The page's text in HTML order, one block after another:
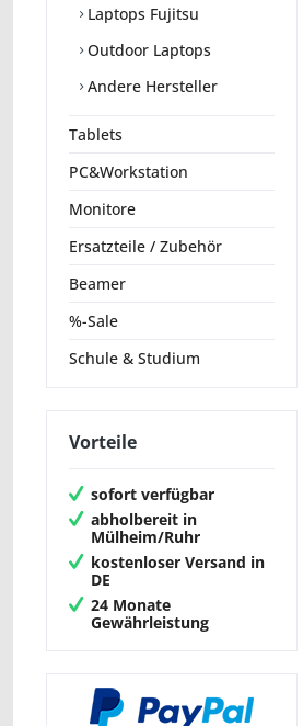
Laptops Fujitsu
Outdoor Laptops
Andere Hersteller
Tablets
PC&Workstation
Monitore
Ersatzteile / Zubehör
Beamer
%-Sale
Schule & Studium
Vorteile
sofort verfügbar
abholbereit in
Mülheim/Ruhr
kostenloser Versand in
DE
24 Monate
Gewährleistung